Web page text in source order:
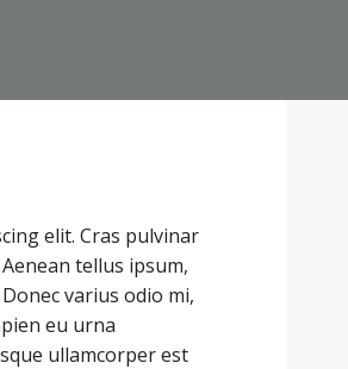
elit. Cras pulvinar
tellus ipsum,
varius odio mi,
eu urna
ullamcorper est